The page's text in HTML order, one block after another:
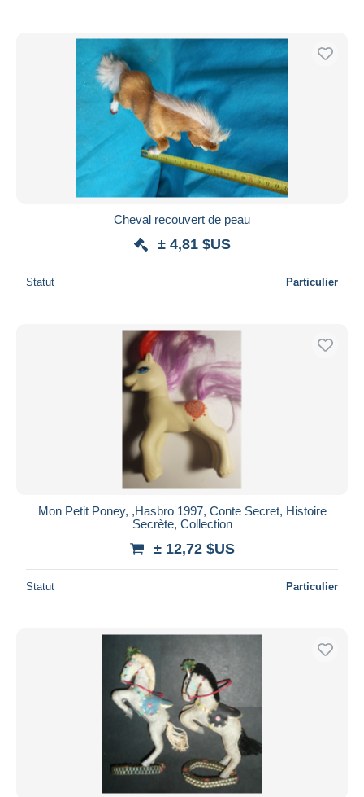
Cheval recouvert de peau
± 4,81 $US
Statut Particulier
Mon Petit Poney, ,Hasbro 1997, Conte Secret, Histoire
Secrète, Collection
± 12,72 $US
Statut Particulier